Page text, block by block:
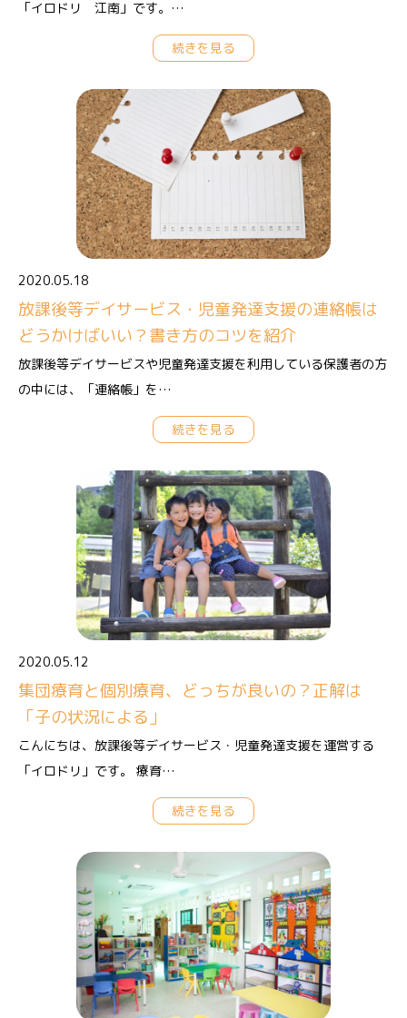
「イロドリ 江南」です。…
続きを見る
2020.05.18
放課後等デイサービス・児童発達支援の連絡帳は
どうかけばいい？書き方のコツを紹介
放課後等デイサービスや児童発達支援を利用している保護者の方
の中には、「連絡帳」を…
続きを見る
2020.05.12
集団療育と個別療育、どっちが良いの？正解は
「子の状況による」
こんにちは、放課後等デイサービス・児童発達支援を運営する
「イロドリ」です。 療育…
続きを見る